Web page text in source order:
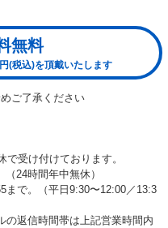
無料
(税込)を頂戴いたします
ご了承ください
で受け付けております。
24時間年中無休）
まで。（平日9:30〜12:00／13:3
の返信時間帯は上記営業時間内